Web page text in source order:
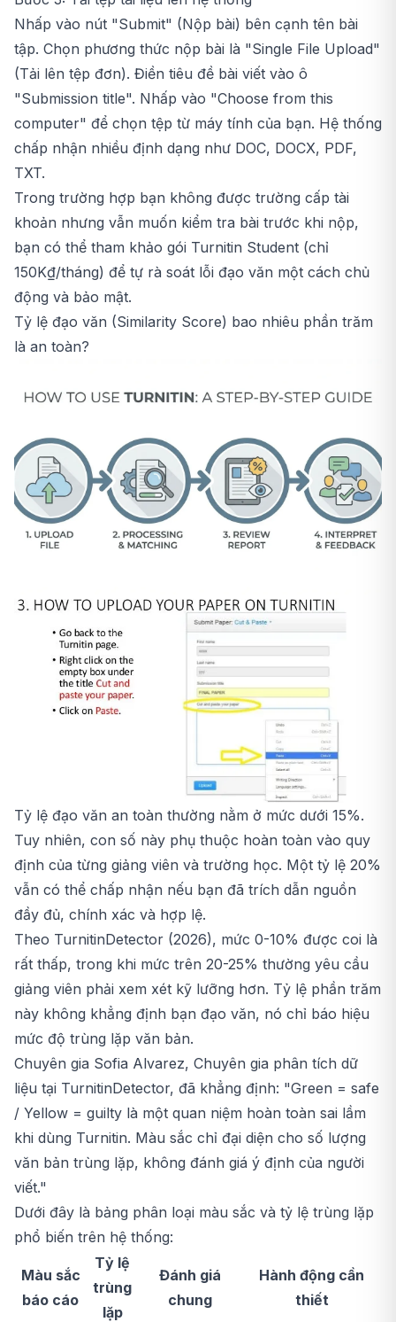
Nhấp vào nút "Submit" (Nộp bài) bên cạnh tên bài
tập. Chọn phương thức nộp bài là "Single File Upload"
(Tải lên tệp đơn). Điền tiêu đề bài viết vào ô
"Submission title". Nhấp vào "Choose from this
computer" để chọn tệp từ máy tính của bạn. Hệ thống
chấp nhận nhiều định dạng như DOC, DOCX, PDF,
TXT.
Trong trường hợp bạn không được trường cấp tài
khoản nhưng vẫn muốn kiểm tra bài trước khi nộp,
bạn có thể tham khảo gói Turnitin Student (chỉ
150K₫/tháng) để tự rà soát lỗi đạo văn một cách chủ
động và bảo mật.
Tỷ lệ đạo văn (Similarity Score) bao nhiêu phần trăm
là an toàn?
Tỷ lệ đạo văn an toàn thường nằm ở mức dưới 15%.
Tuy nhiên, con số này phụ thuộc hoàn toàn vào quy
định của từng giảng viên và trường học. Một tỷ lệ 20%
vẫn có thể chấp nhận nếu bạn đã trích dẫn nguồn
đầy đủ, chính xác và hợp lệ.
Theo TurnitinDetector (2026), mức 0-10% được coi là
rất thấp, trong khi mức trên 20-25% thường yêu cầu
giảng viên phải xem xét kỹ lưỡng hơn. Tỷ lệ phần trăm
này không khẳng định bạn đạo văn, nó chỉ báo hiệu
mức độ trùng lặp văn bản.
Chuyên gia Sofia Alvarez, Chuyên gia phân tích dữ
liệu tại TurnitinDetector, đã khẳng định: "Green = safe
/ Yellow = guilty là một quan niệm hoàn toàn sai lầm
khi dùng Turnitin. Màu sắc chỉ đại diện cho số lượng
văn bản trùng lặp, không đánh giá ý định của người
viết."
Dưới đây là bảng phân loại màu sắc và tỷ lệ trùng lặp
phổ biến trên hệ thống:
Màu sắc
báo cáo
Tỷ lệ
trùng
lặp
Đánh giá
chung
Hành động cần
thiết